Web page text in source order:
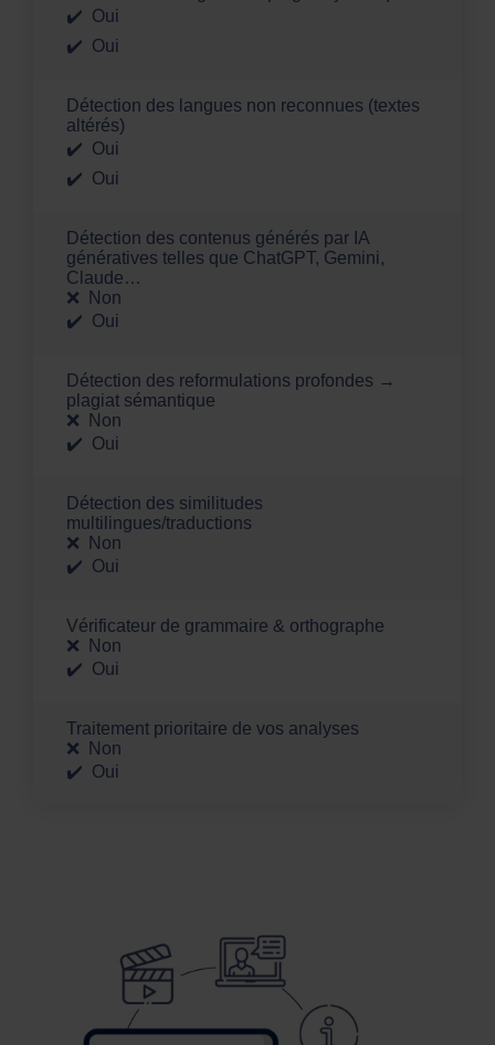
Oui
Oui
Détection des langues non reconnues (textes
altérés)
Oui
Oui
Détection des contenus générés par IA
génératives telles que ChatGPT, Gemini,
Claude…
Non
Oui
Détection des reformulations profondes →
plagiat sémantique
Non
Oui
Détection des similitudes
multilingues/traductions
Non
Oui
Vérificateur de grammaire & orthographe
Non
Oui
Traitement prioritaire de vos analyses
Non
Oui